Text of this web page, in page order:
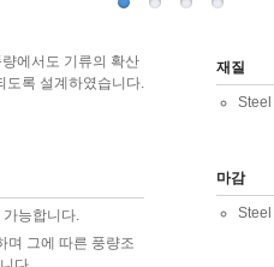
에서도 기류의 확산
도록 설계하였습니다.
가능합니다.
며 그에 따른 풍량조
재질
Steel
마감
Steel